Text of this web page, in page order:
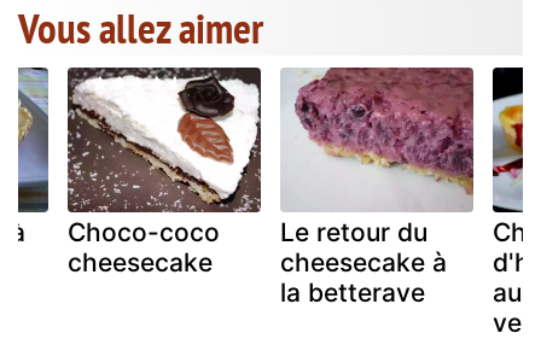
Vous allez aimer
à
Choco-coco
cheesecake
Le retour du
cheesecake à
la betterave